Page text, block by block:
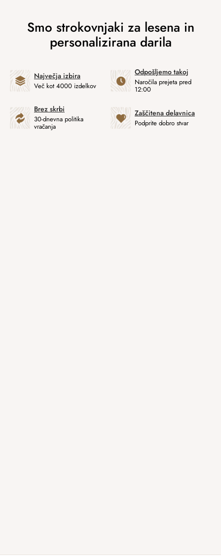
Največja izbira
Več kot 4000 izdelkov
Odpošljemo takoj
Naročila prejeta pred
12:00
Brez skrbi
30-dnevna politika
vračanja
Zaščitena delavnica
Podprite dobro stvar